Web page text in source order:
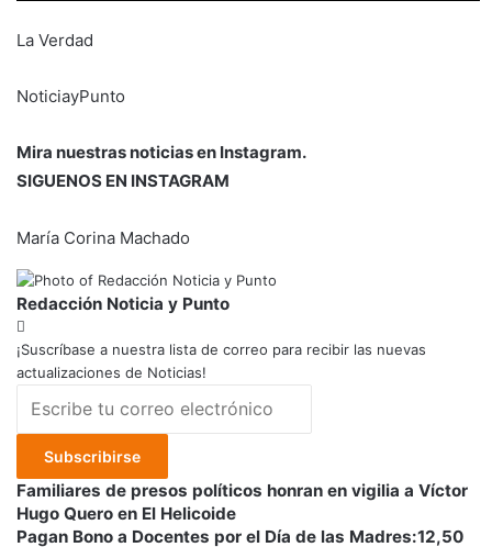
La Verdad
NoticiayPunto
Mira nuestras noticias en Instagram.
SIGUENOS EN INSTAGRAM
María Corina Machado
Redacción Noticia y Punto
¡Suscríbase a nuestra lista de correo para recibir las nuevas
actualizaciones de Noticias!
correo
electrónico
Familiares
de
presos
Familiares de presos políticos honran en vigilia a Víctor
Hugo Quero en El Helicoide
Pagan
Pagan Bono a Docentes por el Día de las Madres:12,50